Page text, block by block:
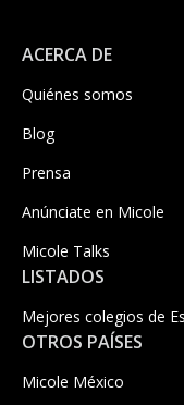
ACERCA DE
Quiénes somos
Blog
Prensa
Anúnciate en Micole
Micole Talks
LISTADOS
Mejores colegios de
OTROS PAÍSES
Micole México